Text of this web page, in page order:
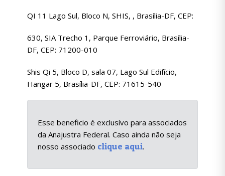
QI 11 Lago Sul, Bloco N, SHIS, , Brasília-DF, CEP:
630, SIA Trecho 1, Parque Ferroviário, Brasília-
DF, CEP: 71200-010
Shis Qi 5, Bloco D, sala 07, Lago Sul Edifício,
Hangar 5, Brasília-DF, CEP: 71615-540
Esse beneficio é exclusívo para associados
da Anajustra Federal. Caso ainda não seja
nosso associado clique aqui.